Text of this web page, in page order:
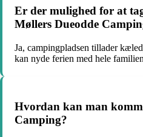
Er der mulighed for at
Møllers Dueodde
Ja, campingpladsen tillader
kan nyde ferien med hele
Hvordan kan man
Camping?